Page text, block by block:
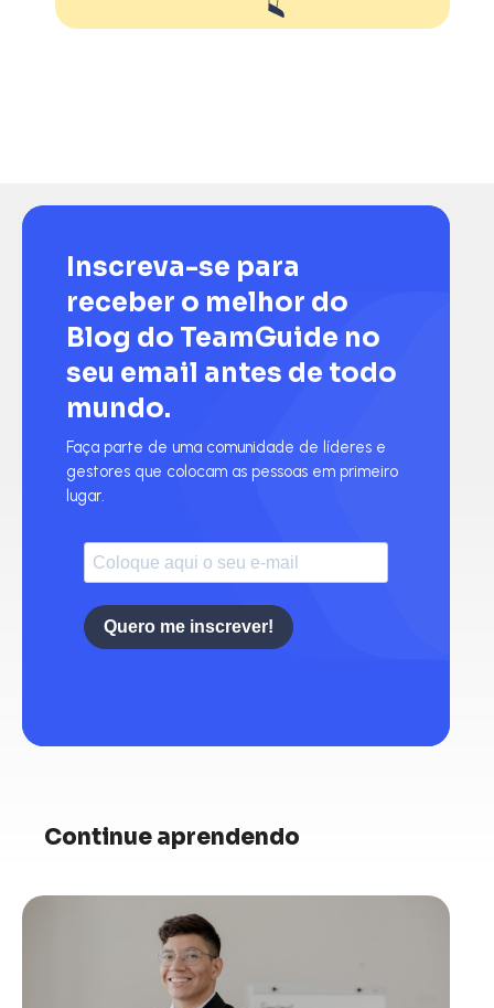
Inscreva-se para
receber o melhor do
Blog do TeamGuide no
seu email antes de todo
mundo.
Faça parte de uma comunidade de líderes e
gestores que colocam as pessoas em primeiro
lugar.
Quero me inscrever!
Continue aprendendo